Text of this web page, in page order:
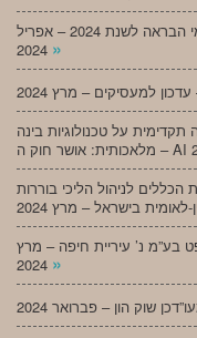
מעו”דכן יחסי עבודה – הקפאה והפחתה של דמי הבראה לשנת 2024 – אפריל
»
תקדימית על טכנולוגיות בינה
לניהול הליכי בוררות
בע”מ נ’ עיריית חיפה – מרץ
»